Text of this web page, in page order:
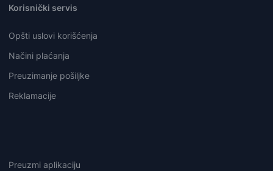
Korisnički servis
Opšti uslovi korišćenja
Načini plaćanja
Preuzimanje pošiljke
Reklamacije
Preuzmi aplikaciju